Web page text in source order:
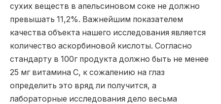
сухих веществ в апельсиновом соке не должно
превышать 11,2%. Важнейшим показателем
качества объекта нашего исследования является
количество аскорбиновой кислоты. Согласно
стандарту в 100г продукта должно быть не менее
25 мг витамина С, к сожалению на глаз
определить это вряд ли получится, а
лабораторные исследования дело весьма